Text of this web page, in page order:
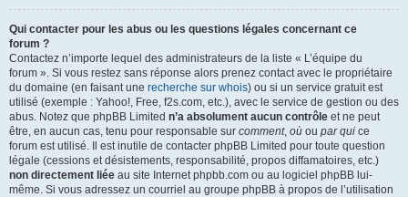
Qui contacter pour les abus ou les questions légales concernant ce
forum ?
Contactez n’importe lequel des administrateurs de la liste « L’équipe du
forum ». Si vous restez sans réponse alors prenez contact avec le propriétaire
du domaine (en faisant une recherche sur whois) ou si un service gratuit est
utilisé (exemple : Yahoo!, Free, f2s.com, etc.), avec le service de gestion ou des
abus. Notez que phpBB Limited n’a absolument aucun contrôle et ne peut
être, en aucun cas, tenu pour responsable sur comment, où ou par qui ce
forum est utilisé. Il est inutile de contacter phpBB Limited pour toute question
légale (cessions et désistements, responsabilité, propos diffamatoires, etc.)
non directement liée au site Internet phpbb.com ou au logiciel phpBB lui-
même. Si vous adressez un courriel au groupe phpBB à propos de l’utilisation